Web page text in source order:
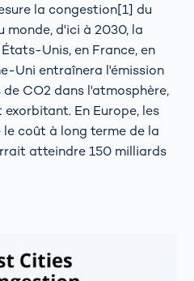
la congestion[1] du
d'ici à 2030, la
Unis, en France, en
Uni entraînera l'émission
de CO2 dans l'atmosphère,
En Europe, les
coût à long terme de la
atteindre 150 milliards